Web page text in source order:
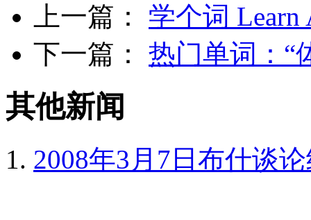
上一篇： 学个词 Learn
下一篇： 热门单词：“
其他新闻
2008年3月7日布什谈